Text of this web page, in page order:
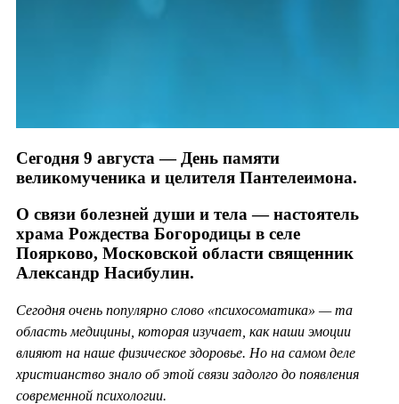
Сегодня 9 августа — День памяти
великомученика и целителя Пантелеимона.
О связи болезней души и тела — настоятель
храма Рождества Богородицы в селе
Поярково, Московской области священник
Александр Насибулин.
Сегодня очень популярно слово «психосоматика» — та
область медицины, которая изучает, как наши эмоции
влияют на наше физическое здоровье. Но на самом деле
христианство знало об этой связи задолго до появления
современной психологии.